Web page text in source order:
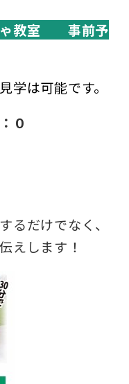
教室
事前予
は可能です。
０
るだけでなく、
えします！